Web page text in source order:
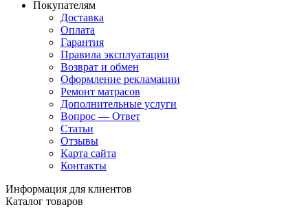
Покупателям
Доставка
Оплата
Гарантия
Правила эксплуатации
Возврат и обмен
Оформление рекламации
Ремонт матрасов
Дополнительные услуги
Вопрос — Ответ
Статьи
Отзывы
Карта сайта
Контакты
Информация для клиентов
Каталог товаров